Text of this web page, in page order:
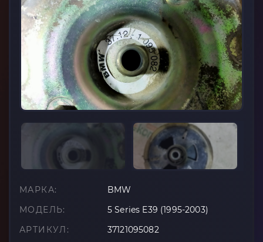
МАРКА:
BMW
МОДЕЛЬ:
5 Series E39 (1995-2003)
АРТИКУЛ:
37121095082